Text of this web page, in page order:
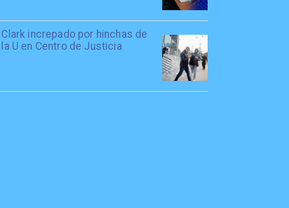
Clark increpado por hinchas de
la U en Centro de Justicia